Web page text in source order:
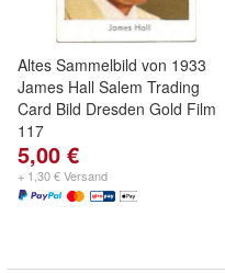
Altes Sammelbild von 1933
James Hall Salem Trading
Card Bild Dresden Gold Film
117
5,00 €
+ 1,30 € Versand